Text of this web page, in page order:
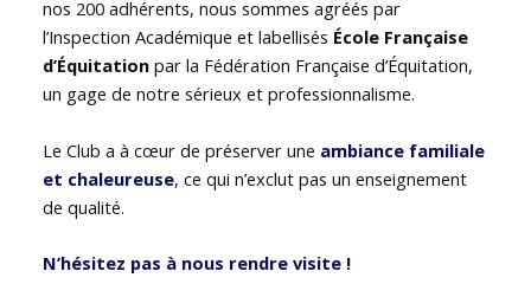
nos 200 adhérents, nous sommes agréés par
l’Inspection Académique et labellisés École Française
d’Équitation par la Fédération Française d’Équitation,
un gage de notre sérieux et professionnalisme.
Le Club a à cœur de préserver une ambiance familiale
et chaleureuse, ce qui n’exclut pas un enseignement
de qualité.
N’hésitez pas à nous rendre visite !